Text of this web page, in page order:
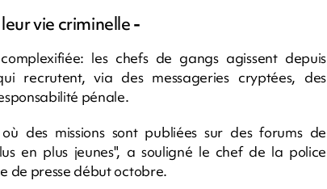
vie criminelle-
les chefs de gangs agissent depuis
recrutent, via des messageries cryptées, des
pénale.
des missions sont publiées sur des forums de
en plus jeunes", a souligné le chef de la police
de presse début octobre.